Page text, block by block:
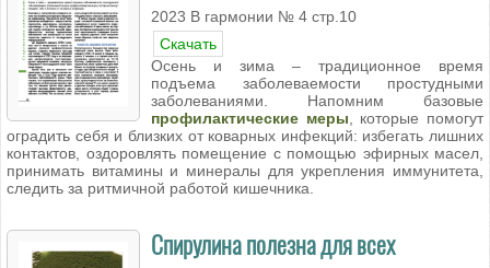
2023 В гармонии № 4 стр.10
Скачать
Осень и зима – традиционное время
подъема заболеваемости простудными
заболеваниями. Напомним базовые
профилактические меры , которые помогут
оградить себя и близких от коварных инфекций: избегать лишних
контактов, оздоровлять помещение с помощью эфирных масел,
принимать витамины и минералы для укрепления иммунитета,
следить за ритмичной работой кишечника.
Спирулина полезна для всех